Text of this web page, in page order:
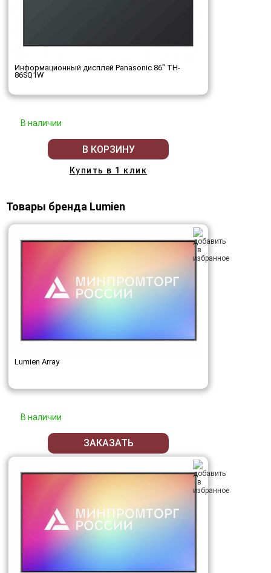
Информационный дисплей Panasonic 86" TH-
86SQ1W
В наличии
В КОРЗИНУ
Купить в 1 клик
Товары бренда Lumien
Lumien Array
В наличии
ЗАКАЗАТЬ